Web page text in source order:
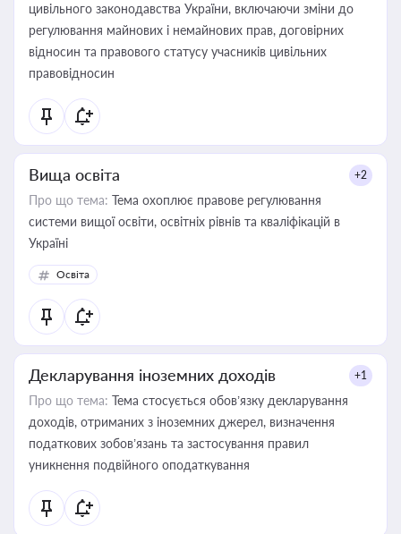
цивільного законодавства України, включаючи зміни до
регулювання майнових і немайнових прав, договірних
відносин та правового статусу учасників цивільних
правовідносин
Вища освіта +2
Про що тема: Тема охоплює правове регулювання
системи вищої освіти, освітніх рівнів та кваліфікацій в
Україні
Освіта
Декларування іноземних доходів +1
Про що тема: Тема стосується обов’язку декларування
доходів, отриманих з іноземних джерел, визначення
податкових зобов’язань та застосування правил
уникнення подвійного оподаткування